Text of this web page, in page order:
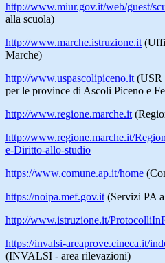
http://www.miur.gov.it/web/guest/
alla scuola)
http://www.marche.istruzione.it
Marche)
http://www.uspascolipiceno.it (USR
per le province di Ascoli Piceno e
http://www.regione.marche.it
http://www.regione.marche.it/
e-Diritto-allo-studio
https://www.comune.ap.it/home
https://noipa.mef.gov.it (Servizi PA
http://www.istruzione.it/
https://invalsi-areaprove.cineca.it/
(INVALSI - area rilevazioni)